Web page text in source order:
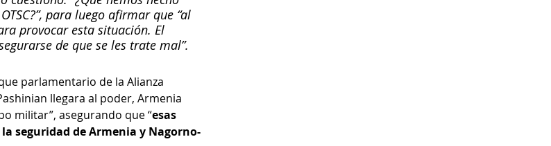
para luego afirmar que “al
provocar esta situación. El
de que se les trate mal”.
parlamentario de la Alianza
llegara al poder, Armenia
militar”, asegurando que “esas
seguridad de Armenia y Nagorno-